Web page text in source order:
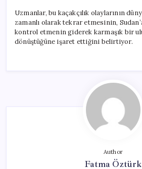
Uzmanlar, bu kaçakçılık olaylarının
zamanlı olarak tekrar etmesinin,
kontrol etmenin giderek karmaşık bir
dönüştüğüne işaret ettiğini belirtiyor.
Author
Fatma Öztürk